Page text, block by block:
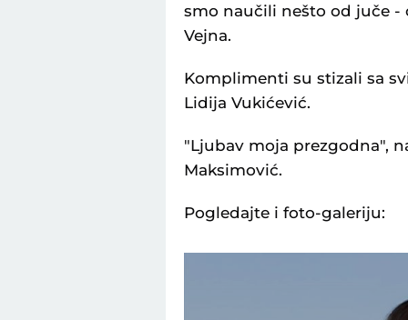
smo naučili nešto od juče -
Vejna.
Komplimenti su stizali sa
Lidija Vukićević.
"Ljubav moja prezgodna",
Maksimović.
Pogledajte i foto-galeriju: